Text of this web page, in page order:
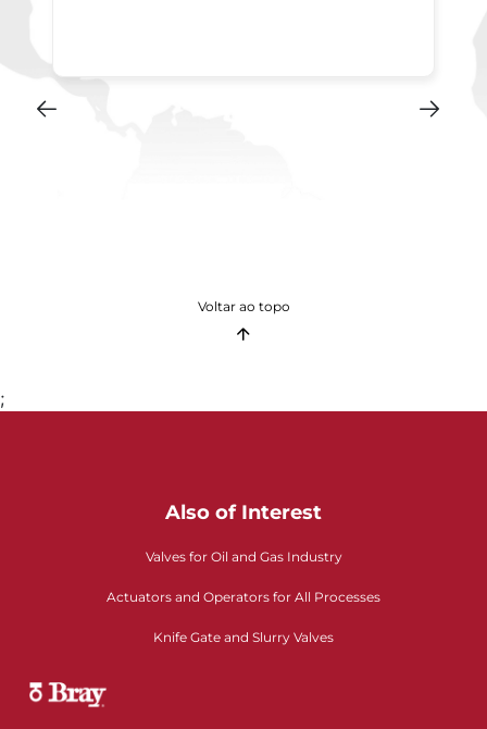
Voltar ao topo
;
Also of Interest
Valves for Oil and Gas Industry
Actuators and Operators for All Processes
Knife Gate and Slurry Valves